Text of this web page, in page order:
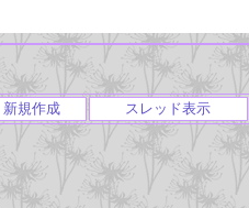
新規作成 スレッド表示